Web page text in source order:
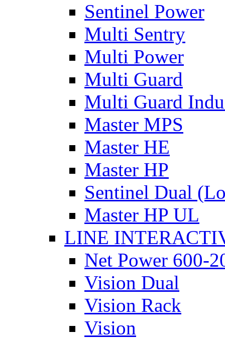
Sentinel Power
Multi Sentry
Multi Power
Multi Guard
Multi Guard
Master MPS
Master HE
Master HP
Sentinel Dual
Master HP UL
LINE
Net Power 600-
Vision Dual
Vision Rack
Vision